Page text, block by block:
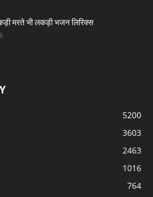
मरते भी लकड़ी भजन लिरिक्स
5200
3603
2463
1016
764